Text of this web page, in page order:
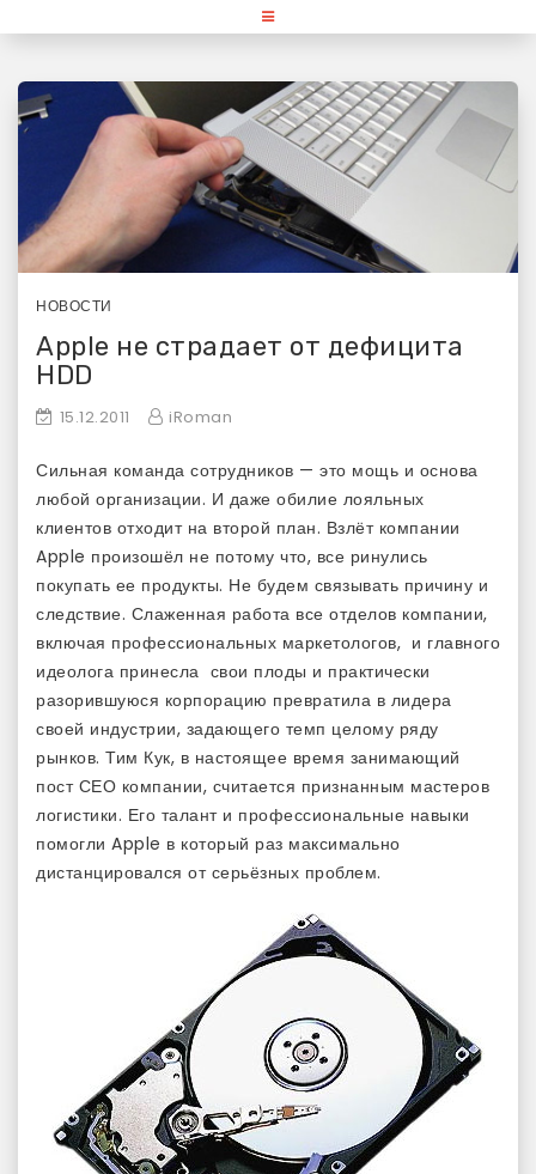
«Используй Mac» — блог для
любителей и поклонников
продукции Apple
НОВОСТИ
Apple не страдает от дефицита
HDD
15.12.2011 iRoman
Сильная команда сотрудников — это мощь и основа
любой организации. И даже обилие лояльных
клиентов отходит на второй план. Взлёт компании
Apple произошёл не потому что, все ринулись
покупать ее продукты. Не будем связывать причину и
следствие. Слаженная работа все отделов компании,
включая профессиональных маркетологов, и главного
идеолога принесла свои плоды и практически
разорившуюся корпорацию превратила в лидера
своей индустрии, задающего темп целому ряду
рынков. Тим Кук, в настоящее время занимающий
пост СЕО компании, считается признанным мастеров
логистики. Его талант и профессиональные навыки
помогли Apple в который раз максимально
дистанцировался от серьёзных проблем.